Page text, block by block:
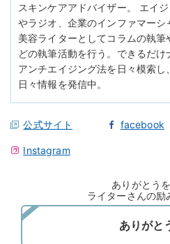
スキンケアアドバイザー。 エイ
やラジオ、企業のインファマーシ
美容ライターとしてコラムの執
どの執筆活動を行う。できるだ
アンチエイジング法を日々模索し
日々情報を発信中。
公式サイト facebook
Instagram
ありがとう
ライターさんの励